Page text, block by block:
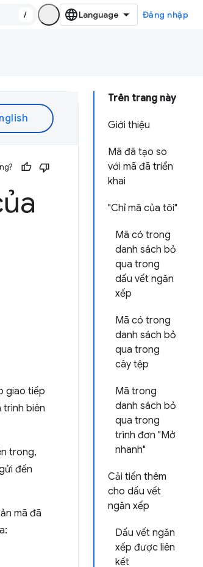
/ Đăng nhập
Trên trang này
Giới thiệu
Mã đã tạo so
với mã đã triển
khai
"Chỉ mã của tôi"
Mã có trong
danh sách bỏ
qua trong
dấu vết ngăn
xếp
Mã có trong
danh sách bỏ
qua trong
cây tệp
Mã trong
danh sách bỏ
qua trong
trình đơn "Mở
nhanh"
Cải tiến thêm
cho dấu vết
ngăn xếp
Dấu vết ngăn
xếp được liên
kết
giao tiếp
trình biên
trong,
đến
mã đã